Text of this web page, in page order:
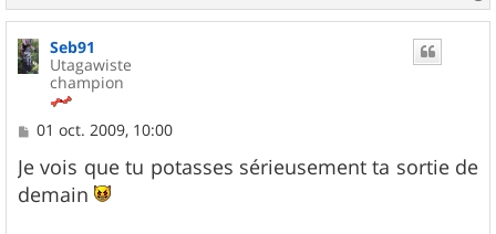
a
u
Seb91
Utagawiste
champion
M
s
s
a
01 oct. 2009, 10:00
Je vois que tu potasses sérieusement ta sortie de
demain